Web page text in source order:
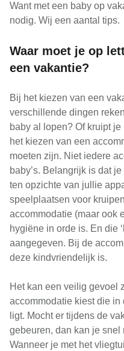
Want met een baby op
nodig. Wij een aantal tips.
Waar moet je op
een vakantie?
Bij het kiezen van een
verschillende dingen
baby al lopen? Of kruipt
het kiezen van een
moeten zijn. Niet iedere
baby’s. Belangrijk is dat
ten opzichte van jullie
speelplaatsen voor
accommodatie (maar ook
hygiëne in orde is. En die
aangegeven. Bij de
deze kindvriendelijk is.
Het kan een veilig gevoel
accommodatie kiest die
ligt. Mocht er tijdens de
gebeuren, dan kan je
Wanneer je met het